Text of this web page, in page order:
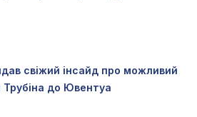
свіжий інсайд про можливий
до Ювентуа